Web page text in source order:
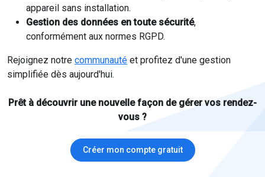
appareil sans installation.
Gestion des données en toute sécurité,
conformément aux normes RGPD.
Rejoignez notre communauté et profitez d'une gestion
simplifiée dès aujourd'hui.
Prêt à découvrir une nouvelle façon de gérer vos rendez-
vous ?
Créer mon compte gratuit